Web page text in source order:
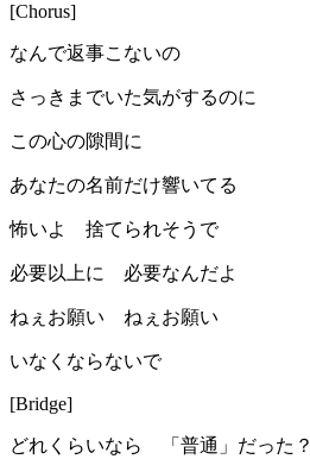
[Chorus]
なんで返事こないの
さっきまでいた気がするのに
この心の隙間に
あなたの名前だけ響いてる
怖いよ 捨てられそうで
必要以上に 必要なんだよ
ねぇお願い ねぇお願い
いなくならないで
[Bridge]
どれくらいなら 「普通」だった？